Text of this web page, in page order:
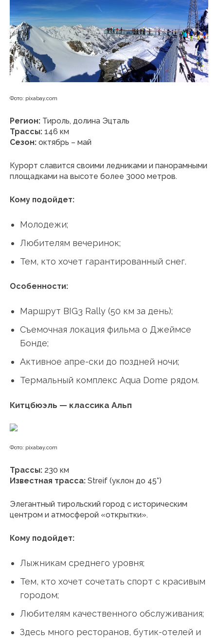
Фото: pixabay.com
Регион: Тироль, долина Эцталь
Трассы: 146 км
Сезон: октябрь – май
Курорт славится своими ледниками и панорамными
площадками на высоте более 3000 метров.
Кому подойдет:
Молодежи;
Любителям вечеринок;
Тем, кто хочет гарантированный снег.
Особенности:
Маршрут BIG3 Rally (50 км за день);
Съемочная локация фильма о Джеймсе
Бонде;
Активное апре-ски до поздней ночи;
Термальный комплекс Aqua Dome рядом.
Китцбюэль — классика Альп
Фото: pixabay.com
Трассы: 230 км
Известная трасса: Streif (уклон до 45°)
Элегантный тирольский город с историческим
центром и атмосферой «открытки».
Кому подойдет:
Лыжникам среднего уровня;
Тем, кто хочет сочетать спорт с красивым
городом;
Любителям качественного обслуживания;
Здесь много ресторанов, бутик-отелей и